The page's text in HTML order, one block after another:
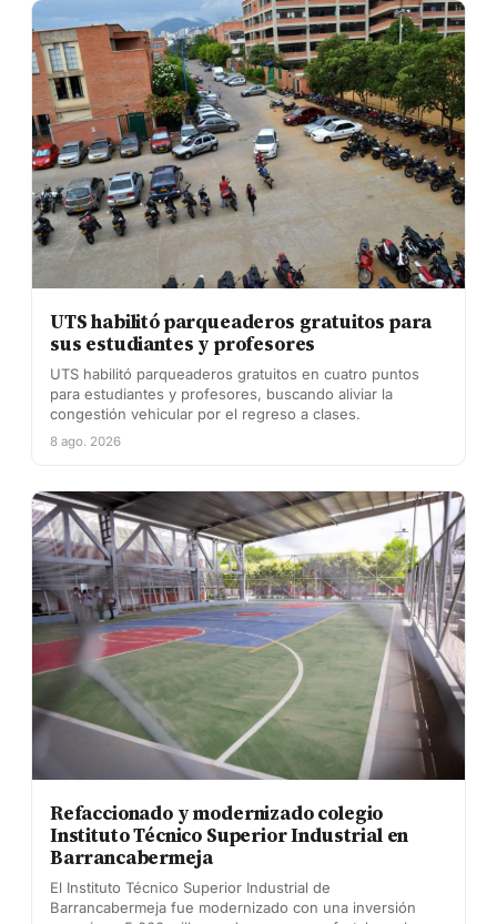
UTS habilitó parqueaderos gratuitos para
sus estudiantes y profesores
UTS habilitó parqueaderos gratuitos en cuatro puntos
para estudiantes y profesores, buscando aliviar la
congestión vehicular por el regreso a clases.
8 ago. 2026
Refaccionado y modernizado colegio
Instituto Técnico Superior Industrial en
Barrancabermeja
El Instituto Técnico Superior Industrial de
Barrancabermeja fue modernizado con una inversión